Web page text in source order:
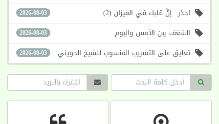
2026-08-03 احذر.. إنَّ قلبك في الميزان (2)
2026-08-03 الشغف بين الأمس واليوم
2026-08-03 تعليق على التسريب المنسوب للشيخ الحويني